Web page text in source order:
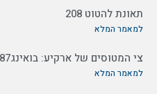
תאונת להטוט 208
למאמר המלא
צי המטוסים של ארקיע: בואינג787 EI-NEW
למאמר המלא